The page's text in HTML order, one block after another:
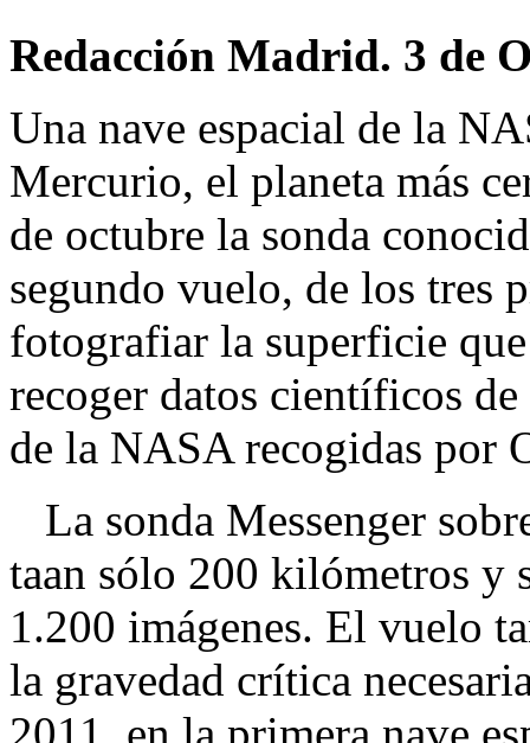
Redacción Madrid. 3 de
Una nave espacial de la
Mercurio, el planeta más
de octubre la sonda
segundo vuelo, de los tres
fotografiar la superficie
recoger datos científicos
de la NASA recogidas por
La sonda Messenger
taan sólo 200 kilómetros y
1.200 imágenes. El vuelo
la gravedad crítica